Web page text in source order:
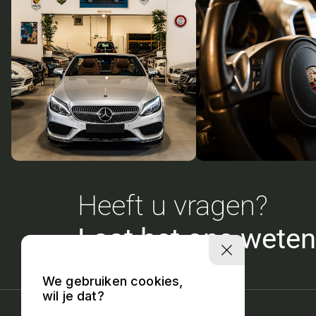
Heeft u vragen?
Laat het ons
We gebruiken cookies,
wil je dat?